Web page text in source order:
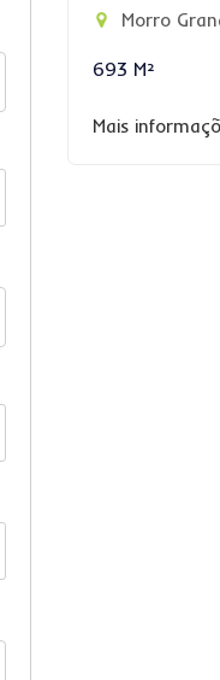
Morro
693 M²
Mais